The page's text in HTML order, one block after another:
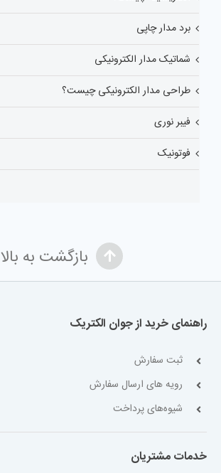
برد مدار چاپی
شماتیک مدار الکترونیکی
طراحی مدار الکترونیکی چیست؟
فیبر نوری
فوتونیک
بازگشت به بالا
راهنمای خرید از جوان الکتریک
ثبت سفارش
رویه های ارسال سفارش
شیوه‌های پرداخت
خدمات مشتریان